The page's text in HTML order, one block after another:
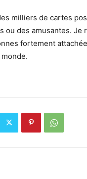
milliers de cartes
ou des amusantes.
fortement